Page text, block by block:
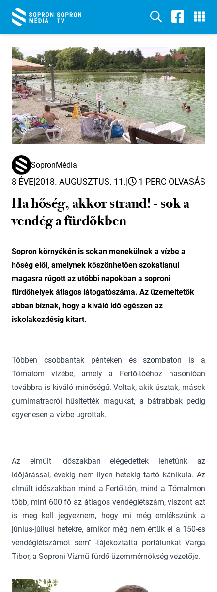
SopronMédia
8 ÉVE|2018. AUGUSZTUS. 11.| 1 PERC OLVASÁS
Ha hőség, akkor strand! - sok a
vendég a fürdőkben
Sopron környékén is sokan menekülnek a vízbe a
hőség elől, amelynek köszönhetően szokatlanul
magasra rúgott az utóbbi napokban a soproni
fürdőhelyek átlagos látogatószáma. Az üzemeltetők
abban bíznak, hogy a kiváló idő egészen az
iskolakezdésig kitart.
Többen csobbantak pénteken és szombaton is a
Tómalom vizébe, amely a Fertő-tóéhoz hasonlóan
továbbra is kiváló minőségű. Voltak, akik úsztak, mások
gumimatracról hűsítették magukat, a bátrabbak pedig
egyenesen a vízbe ugrottak.
Az elmúlt időszakban elégedettek lehetünk az
időjárással, évekig nem ilyen hetekig tartó kánikula. Az
elmúlt időszakban mind a Fertő-tón, mind a Tómalmon
több, mint 600 fő az átlagos vendéglétszám, viszont azt
is meg kell jegyeznem, hogy mi még emlékszünk a
június-júliusi hetekre, amikor még nem értük el a 150-es
vendéglétszámot sem" -tájékoztatta portálunkat Varga
Tibor, a Soproni Vízmű fürdő üzemmérnökség vezetője.